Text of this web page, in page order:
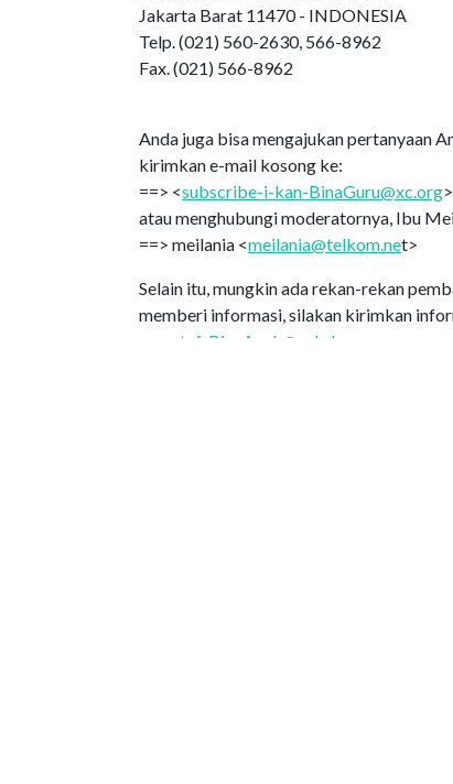
Jakarta Barat 11470 - INDONESIA
Telp. (021) 560-2630, 566-8962
Fax. (021) 566-8962
Anda juga bisa mengajukan pertanyaan
kirimkan e-mail kosong ke:
==> <subscribe-i-kan-BinaGuru@xc.org>
atau menghubungi moderatornya, Ibu
==> meilania <meilania@telkom.net>
Selain itu, mungkin ada rekan-rekan
memberi informasi, silakan kirimkan
staf-BinaAnak@sabda.org